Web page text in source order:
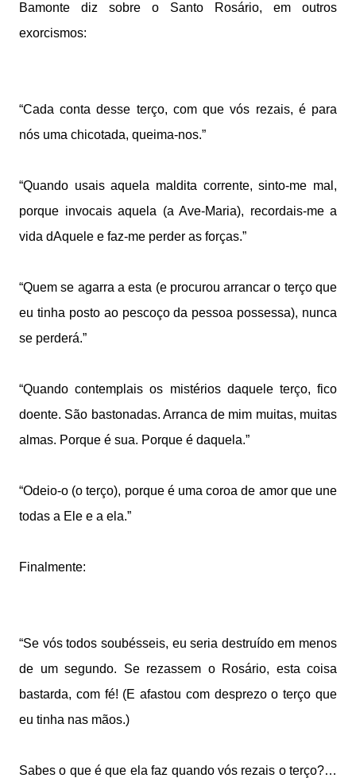
Bamonte diz sobre o Santo Rosário, em outros
exorcismos:
“Cada conta desse terço, com que vós rezais, é para
nós uma chicotada, queima-nos.”
“Quando usais aquela maldita corrente, sinto-me mal,
porque invocais aquela (a Ave-Maria), recordais-me a
vida dAquele e faz-me perder as forças.”
“Quem se agarra a esta (e procurou arrancar o terço que
eu tinha posto ao pescoço da pessoa possessa), nunca
se perderá.”
“Quando contemplais os mistérios daquele terço, fico
doente. São bastonadas. Arranca de mim muitas, muitas
almas. Porque é sua. Porque é daquela.”
“Odeio-o (o terço), porque é uma coroa de amor que une
todas a Ele e a ela.”
Finalmente:
“Se vós todos soubésseis, eu seria destruído em menos
de um segundo. Se rezassem o Rosário, esta coisa
bastarda, com fé! (E afastou com desprezo o terço que
eu tinha nas mãos.)
Sabes o que é que ela faz quando vós rezais o terço?…